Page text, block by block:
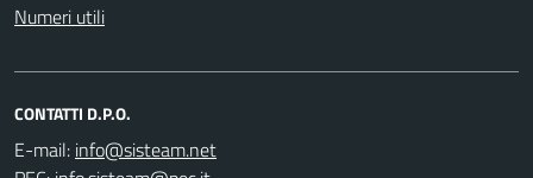
Numeri utili
CONTATTI D.P.O.
E-mail: